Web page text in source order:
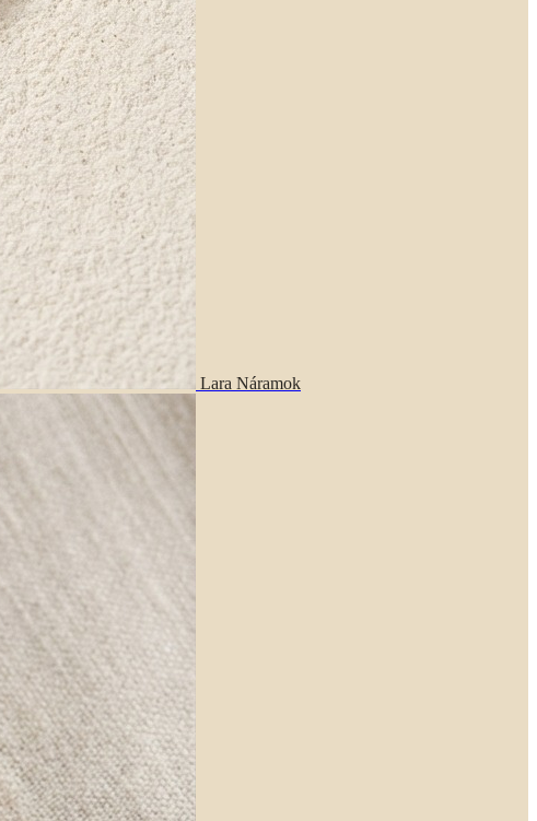
Lara Náramok